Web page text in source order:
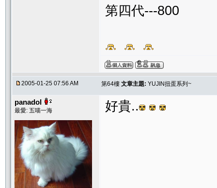
第四代---800
2005-01-25 07:56 AM 第64樓 文章主題: YUJIN扭蛋系列~
panadol
最愛: 五喵一海 好貴..